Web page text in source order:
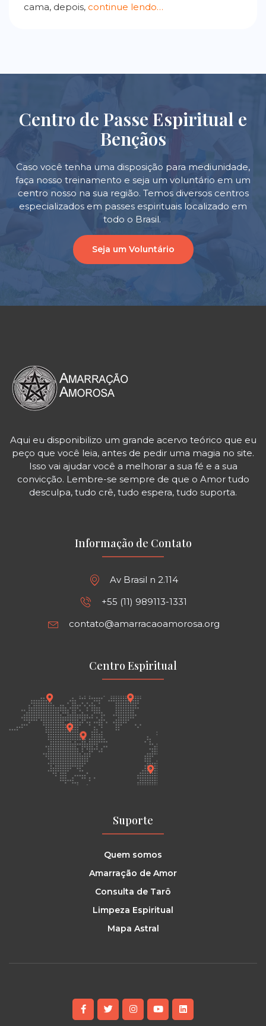
cama, depois, continue lendo…
Centro de Passe Espiritual e
Bençãos
Caso você tenha uma disposição para mediunidade,
faça nosso treinamento e seja um voluntário em um
centro nosso na sua região. Temos diversos centros
especializados em passes espirituais localizado em
todo o Brasil.
Seja um Voluntário
Aqui eu disponibilizo um grande acervo teórico que eu
peço que você leia, antes de pedir uma magia no site.
Isso vai ajudar você a melhorar a sua fé e a sua
convicção. Lembre-se sempre de que o Amor tudo
desculpa, tudo crê, tudo espera, tudo suporta.
Informação de Contato
Av Brasil n 2.114
+55 (11) 989113-1331
contato@amarracaoamorosa.org
Centro Espiritual
Suporte
Quem somos
Amarração de Amor
Consulta de Tarô
Limpeza Espiritual
Mapa Astral